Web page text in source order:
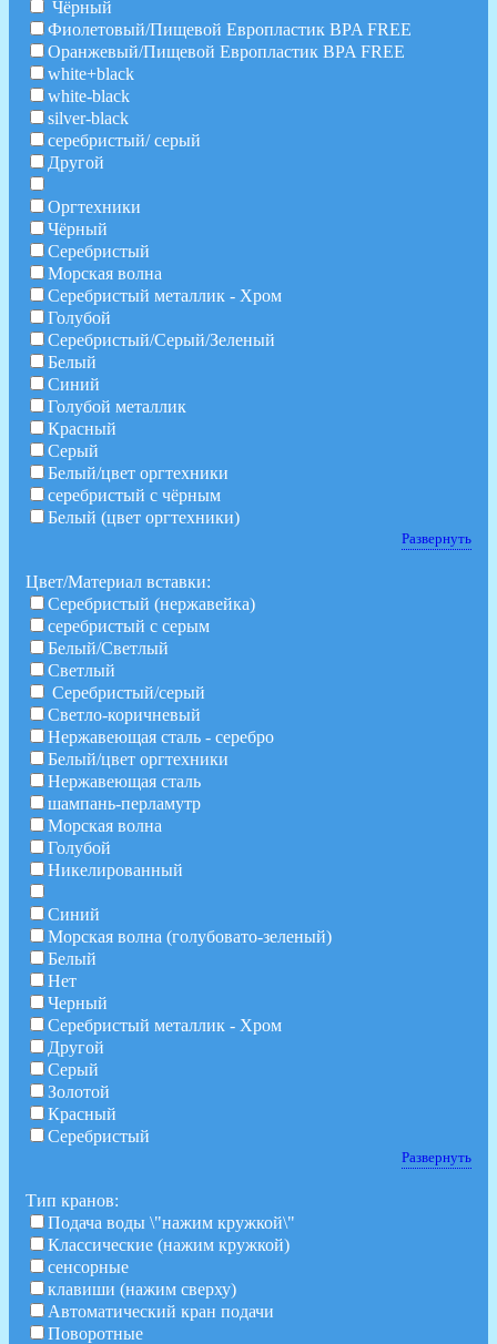
Чёрный
Фиолетовый/Пищевой Европластик BPA FREE
Оранжевый/Пищевой Европластик BPA FREE
white+black
white-black
silver-black
серебристый/ серый
Другой
Оргтехники
Чёрный
Серебристый
Морская волна
Серебристый металлик - Хром
Голубой
Серебристый/Серый/Зеленый
Белый
Синий
Голубой металлик
Красный
Серый
Белый/цвет оргтехники
серебристый с чёрным
Белый (цвет оргтехники)
Развернуть
Цвет/Материал вставки:
Серебристый (нержавейка)
серебристый с серым
Белый/Светлый
Светлый
Серебристый/серый
Светло-коричневый
Нержавеющая сталь - серебро
Белый/цвет оргтехники
Нержавеющая сталь
шампань-перламутр
Морская волна
Голубой
Никелированный
Синий
Морская волна (голубовато-зеленый)
Белый
Нет
Черный
Серебристый металлик - Хром
Другой
Серый
Золотой
Красный
Серебристый
Развернуть
Тип кранов:
Подача воды \"нажим кружкой\"
Классические (нажим кружкой)
сенсорные
клавиши (нажим сверху)
Автоматический кран подачи
Поворотные